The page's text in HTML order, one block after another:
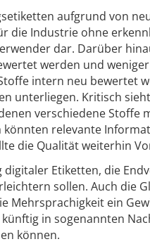
aufgrund von
die Industrie ohne
dar. Darüber
werden und
intern neu bewertet
unterliegen. Kritisch
verschiedene Stoffe
relevante
die Qualität weiterhin
Etiketten, die
sollen. Auch die
Mehrsprachigkeit ein
in sogenannten
können.